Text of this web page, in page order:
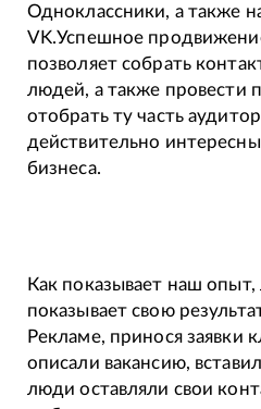
Одноклассники, а также
VK.Успешное
позволяет собрать
людей, а также провести
отобрать ту часть
действительно
бизнеса.
Как показывает наш
показывает свою
Рекламе, принося заявки
описали вакансию,
люди оставляли свои